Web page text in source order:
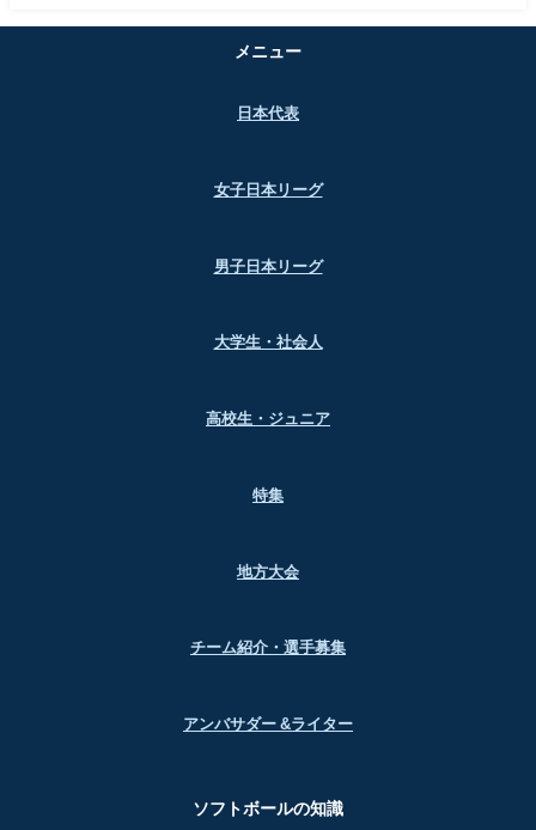
メニュー
日本代表
女子日本リーグ
男子日本リーグ
大学生・社会人
高校生・ジュニア
特集
地方大会
チーム紹介・選手募集
アンバサダー &ライター
ソフトボールの知識